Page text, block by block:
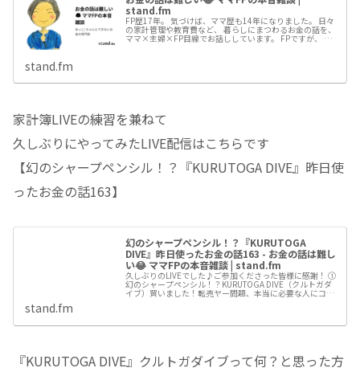
stand.fm
FP歴17年。 気づけば、ママ歴も14年になりました。 日々
の家計管理や教育費など、 暮らしにまつわるお金の話を、
ママ×主婦×FP目線でお話ししています。 FPですが、 面
倒くさがりで飽きっぽく お金の話は普通にむずかしいと感
stand.fm
家計簿LIVEの練習を兼ねて
久しぶりにやってみたLIVE配信はこちらです
【幻のシャープペンシル！？『KURUTOGA DIVE』昨日使
ったお金の話163】
幻のシャープペンシル！？『KURUTOGA
DIVE』昨日使ったお金の話163 - お金の話は難し
い😂 ママFPの本音雑談 | stand.fm
久しぶりのLIVEでした♪ご参加くださった皆様に感謝！ ①
幻のシャープペンシル！？KURUTOGA DIVE（クルトガダ
イブ）買いました！転売ヤー問題、本当に必要な人にコ
stand.fm
『KURUTOGA DIVE』クルトガダイブって何？と思った方